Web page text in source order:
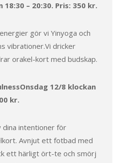
– 20:30. Pris: 350 kr.
gör vi Yinyoga och
vibrationer.Vi dricker
orakel-kort med budskap.
12/8 klockan
kr.
dina intentioner för
Avnjut ett fotbad med
ett härligt ört-te och smörj